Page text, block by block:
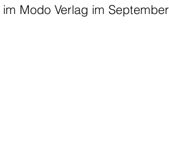
Modo Verlag im September